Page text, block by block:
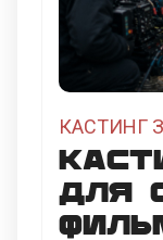
КАСТИНГ
для